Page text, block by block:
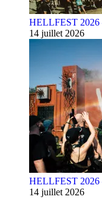
HELLFEST
14 juillet 2026
HELLFEST
14 juillet 2026